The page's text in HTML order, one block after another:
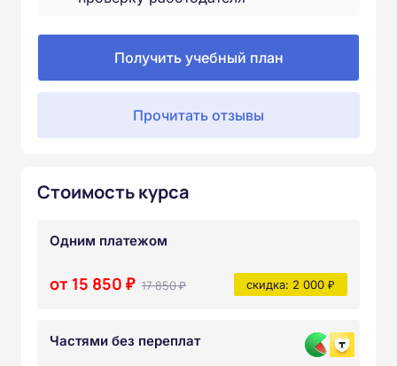
Получить учебный план
Прочитать отзывы
Стоимость курса
Одним платежом
от 15 850 ₽ 17 850 ₽ скидка: 2 000 ₽
Частями без переплат